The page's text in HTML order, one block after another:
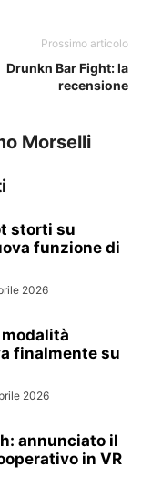
Prossimo articolo
Drunkn Bar Fight: la
recensione
Morselli
storti su
funzione di
2026
modalità
finalmente su
2026
annunciato il
in VR